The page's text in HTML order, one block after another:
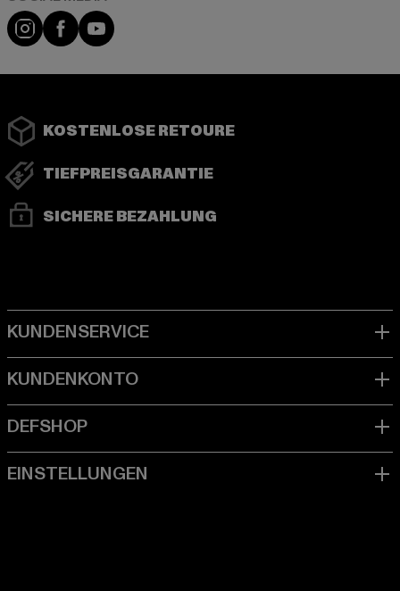
Instagram
FacebookYouTube
KOSTENLOSE RETOURE
TIEFPREISGARANTIE
SICHERE BEZAHLUNG